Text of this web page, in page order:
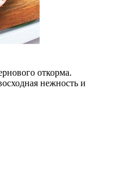
откорма.
нежность и